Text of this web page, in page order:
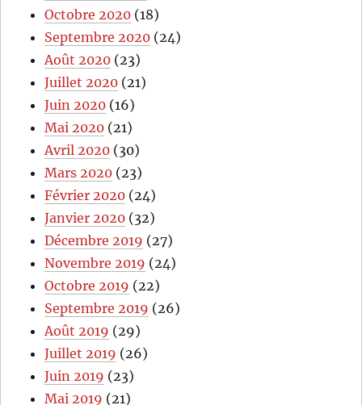
Octobre 2020 (18)
Septembre 2020 (24)
Août 2020 (23)
Juillet 2020 (21)
Juin 2020 (16)
Mai 2020 (21)
Avril 2020 (30)
Mars 2020 (23)
Février 2020 (24)
Janvier 2020 (32)
Décembre 2019 (27)
Novembre 2019 (24)
Octobre 2019 (22)
Septembre 2019 (26)
Août 2019 (29)
Juillet 2019 (26)
Juin 2019 (23)
Mai 2019 (21)